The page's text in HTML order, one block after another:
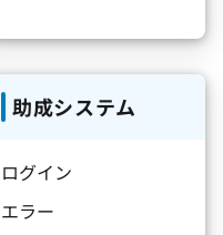
助成システム
ログイン
エラー